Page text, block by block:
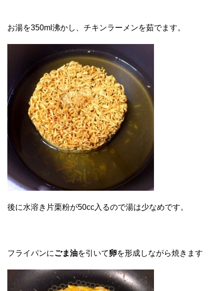
お湯を350ml沸かし、チキンラーメンを茹でます。
後に水溶き片栗粉が50cc入るので湯は少なめです。
フライパンにごま油を引いて卵を形成しながら焼きます